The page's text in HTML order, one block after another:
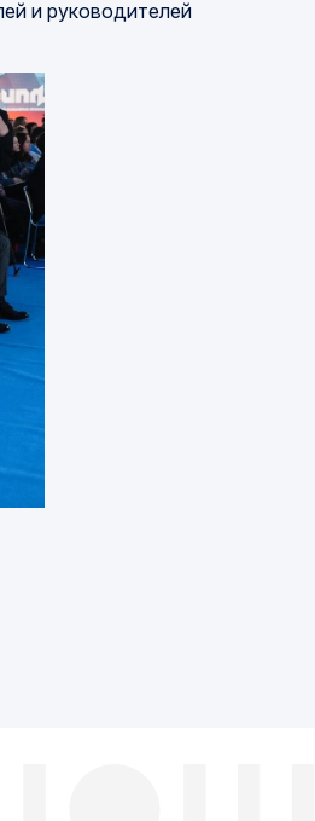
и руководителей